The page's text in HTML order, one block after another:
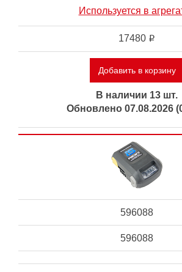
Используется в
17480 i
Добавить в корзину
В наличии 13 шт.
Обновлено 07.08.2026
596088
596088